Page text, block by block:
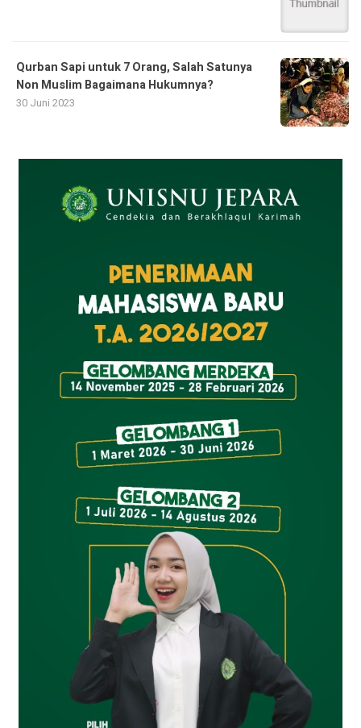
Qurban Sapi untuk 7 Orang, Salah Satunya
Non Muslim Bagaimana Hukumnya?
30 Juni 2023